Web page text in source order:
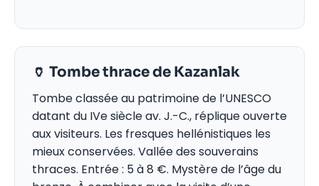
🏺 Tombe thrace de Kazanlak
Tombe classée au patrimoine de l’UNESCO
datant du IVe siècle av. J.-C., réplique ouverte
aux visiteurs. Les fresques hellénistiques les
mieux conservées. Vallée des souverains
thraces. Entrée : 5 à 8 €. Mystère de l’âge du